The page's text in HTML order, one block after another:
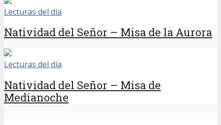
Lecturas del día
Natividad del Señor – Misa de la Aurora
Lecturas del día
Natividad del Señor – Misa de
Medianoche